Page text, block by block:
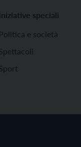
Iniziative speciali
Politica e società